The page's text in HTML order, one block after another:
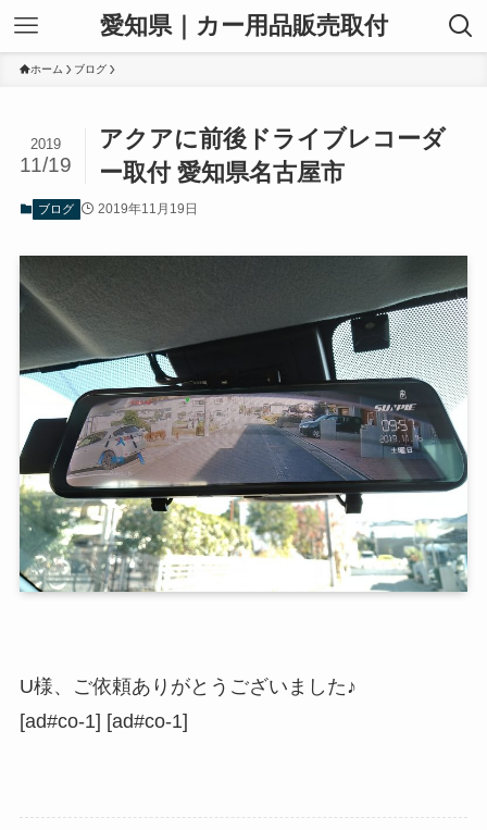
愛知県｜カー用品販売取付
ホーム ブログ
アクアに前後ドライブレコーダ
ー取付 愛知県名古屋市
2019
11/19
ブログ 2019年11月19日
U様、ご依頼ありがとうございました♪
[ad#co-1] [ad#co-1]